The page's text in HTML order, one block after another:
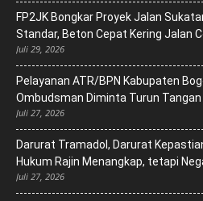
FP2JK Bongkar Proyek Jalan
Standar, Beton Cepat Kering Jalan
Juli 29, 2026
Pelayanan ATR/BPN Kabupaten
Ombudsman Diminta Turun Tangan
Juli 27, 2026
Darurat Tramadol, Darurat
Hukum Rajin Menangkap, tetapi
Juli 27, 2026